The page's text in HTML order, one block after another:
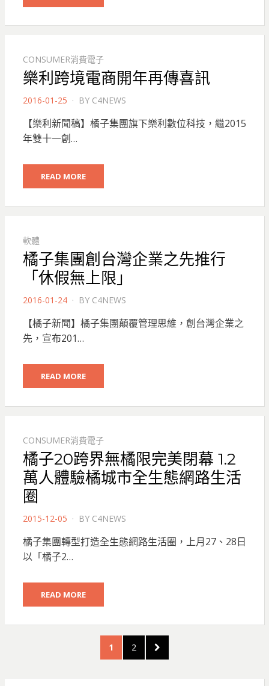
CONSUMER消費電子
樂利跨境電商開年再傳喜訊
POSTED
2016-01-25 BY C4NEWS
【樂利新聞稿】橘子集團旗下樂利數位科技，繼2015
年雙十一創…
READ MORE
軟體
橘子集團創台灣企業之先推行
「休假無上限」
POSTED
2016-01-24 BY C4NEWS
【橘子新聞】橘子集團顛覆管理思維，創台灣企業之
先，宣布201…
READ MORE
CONSUMER消費電子
橘子20跨界無橘限完美閉幕 1.2
萬人體驗橘城市全生態網路生活
圈
POSTED
2015-12-05 BY C4NEWS
橘子集團轉型打造全生態網路生活圈，上月27、28日
以「橘子2…
READ MORE
PAGE
1 PAGE
2
NEXT
PAGE